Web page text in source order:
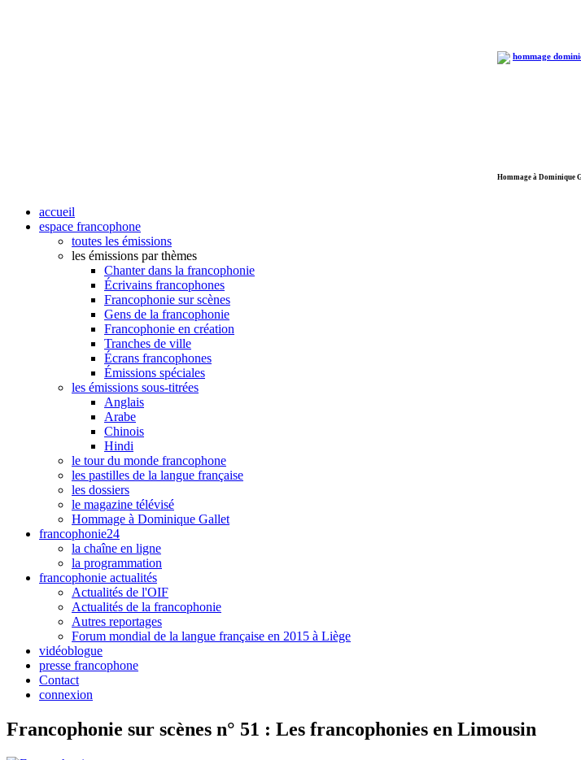
Hommage à Dominique
accueil
espace francophone
toutes les émissions
les émissions par thèmes
Chanter dans la francophonie
Écrivains francophones
Francophonie sur scènes
Gens de la francophonie
Francophonie en création
Tranches de ville
Écrans francophones
Émissions spéciales
les émissions sous-titrées
Anglais
Arabe
Chinois
Hindi
le tour du monde francophone
les pastilles de la langue française
les dossiers
le magazine télévisé
Hommage à Dominique Gallet
francophonie24
la chaîne en ligne
la programmation
francophonie actualités
Actualités de l'OIF
Actualités de la francophonie
Autres reportages
Forum mondial de la langue française en 2015 à Liège
vidéoblogue
presse francophone
Contact
connexion
Francophonie sur scènes n° 51 : Les francophonies en Limousin